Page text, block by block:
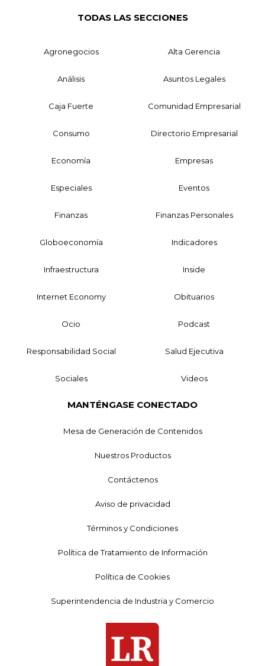
TODAS LAS SECCIONES
Agronegocios Alta Gerencia
Análisis Asuntos Legales
Caja Fuerte Comunidad Empresarial
Consumo Directorio Empresarial
Economía Empresas
Especiales Eventos
Finanzas Finanzas Personales
Globoeconomía Indicadores
Infraestructura Inside
Internet Economy Obituarios
Ocio Podcast
Responsabilidad Social Salud Ejecutiva
Sociales Videos
MANTÉNGASE CONECTADO
Mesa de Generación de Contenidos
Nuestros Productos
Contáctenos
Aviso de privacidad
Términos y Condiciones
Política de Tratamiento de Información
Política de Cookies
Superintendencia de Industria y Comercio